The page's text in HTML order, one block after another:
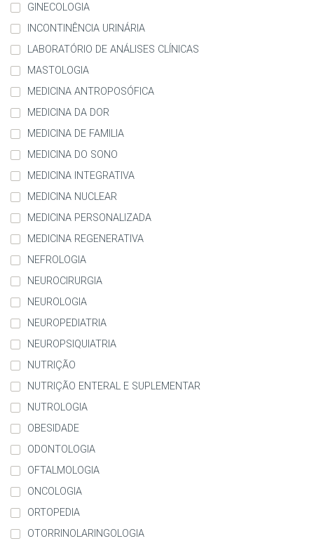
GINECOLOGIA
INCONTINÊNCIA URINÁRIA
LABORATÓRIO DE ANÁLISES CLÍNICAS
MASTOLOGIA
MEDICINA ANTROPOSÓFICA
MEDICINA DA DOR
MEDICINA DE FAMILIA
MEDICINA DO SONO
MEDICINA INTEGRATIVA
MEDICINA NUCLEAR
MEDICINA PERSONALIZADA
MEDICINA REGENERATIVA
NEFROLOGIA
NEUROCIRURGIA
NEUROLOGIA
NEUROPEDIATRIA
NEUROPSIQUIATRIA
NUTRIÇÃO
NUTRIÇÃO ENTERAL E SUPLEMENTAR
NUTROLOGIA
OBESIDADE
ODONTOLOGIA
OFTALMOLOGIA
ONCOLOGIA
ORTOPEDIA
OTORRINOLARINGOLOGIA